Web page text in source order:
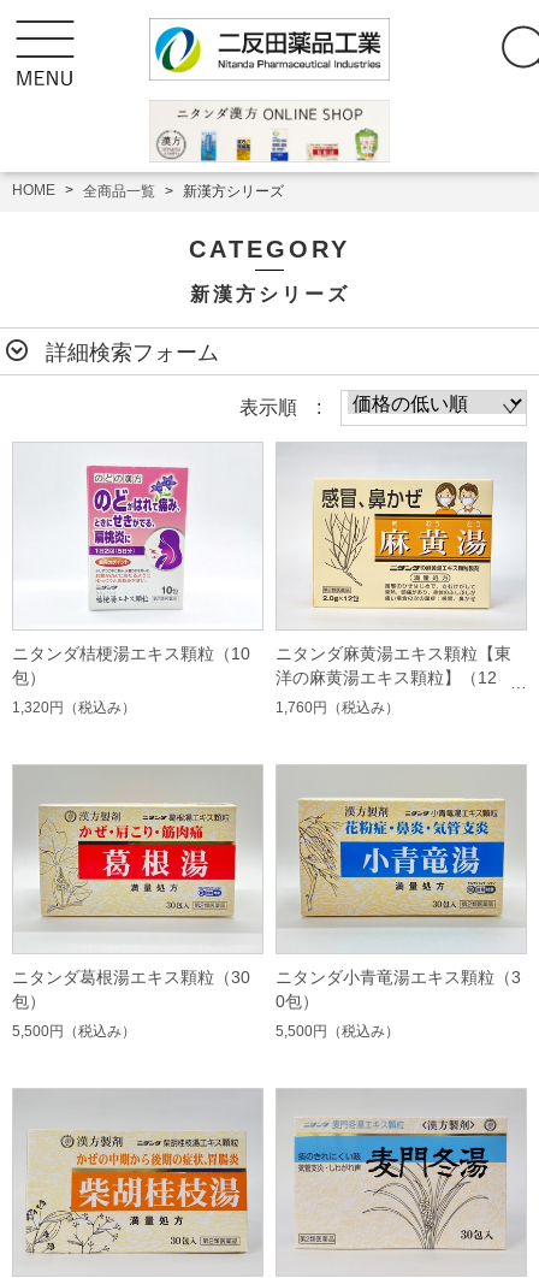
HOME 全商品一覧 新漢方シリーズ
CATEGORY
新漢方シリーズ
詳細検索フォーム
表示順 :
ニタンダ桔梗湯エキス顆粒（10
包）
1,320円 （税込み）
ニタンダ麻黄湯エキス顆粒【東
洋の麻黄湯エキス顆粒】（12
包）
1,760円 （税込み）
ニタンダ葛根湯エキス顆粒（30
包）
5,500円 （税込み）
ニタンダ小青竜湯エキス顆粒（3
0包）
5,500円 （税込み）